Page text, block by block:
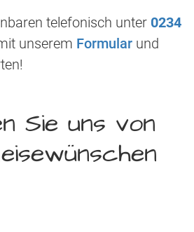
telefonisch unter 0234
unserem Formular und
Sie uns von